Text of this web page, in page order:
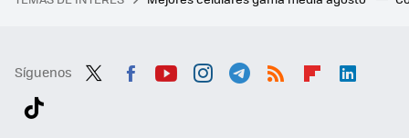
Síguenos